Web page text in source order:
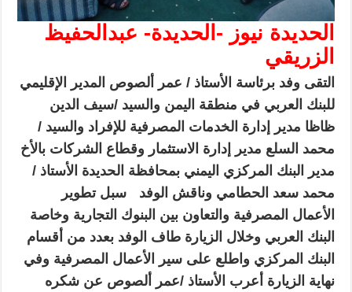
الحديدة نيوز -الحديدة- عبدالحفيظ
الزريقي
التقى وفد برئاسة الأستاذ / عمر ألصوص المدير الإقليمي
للبنك العربي في منطقة اليمن والسيد /سيف الدين
ظاظا مدير إدارة الخدمات المصرفية للإفراد والسيد /
محمد السلع مدير إدارة الاستثمار وقطاع الشركات بالأخ
مدير البنك المركزي اليمني بمحافظة الحديدة الأستاذ /
محمد سعد الحطامي وناقش الوفد
سبل تطوير
الأعمال المصرفية والتعاون بين البنوك التجارية وخاصة
البنك العربي وخلال الزيارة طاف الوفد بعدد من أقسام
البنك المركزي واطلع على سير الأعمال المصرفية وفي
نهاية الزيارة أعرب الأستاذ /عمر ألصوص عن شكره